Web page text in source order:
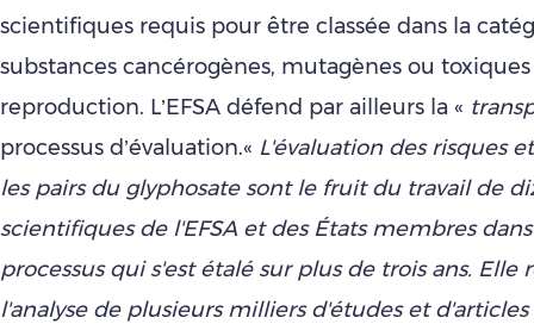
scientifiques requis pour être classée dans la
substances cancérogènes, mutagènes ou
reproduction. L’EFSA défend par ailleurs la «
processus d’évaluation.« L'évaluation des risques
les pairs du glyphosate sont le fruit du travail de
scientifiques de l'EFSA et des États membres
processus qui s'est étalé sur plus de trois ans. Elle
l'analyse de plusieurs milliers d'études et